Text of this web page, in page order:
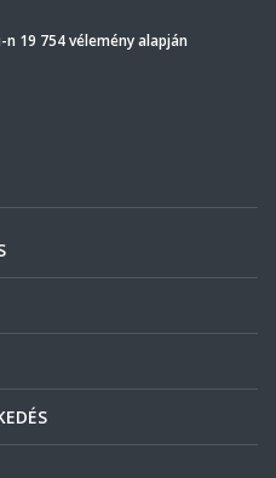
19 754 vélemény alapján